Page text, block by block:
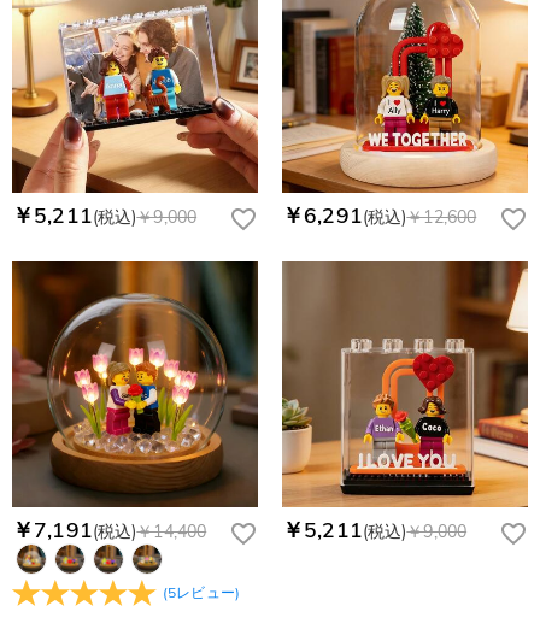
￥5,211(税込)￥9,000 ￥6,291(税込)￥12,600
￥7,191(税込)￥14,400
(5レビュー)
￥5,211(税込)￥9,000